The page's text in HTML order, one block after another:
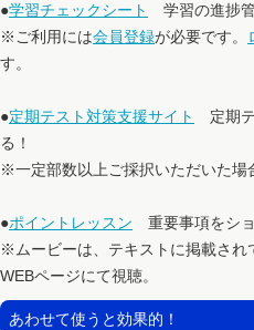
●学習チェックシート
学習の進捗管
※ご利用には会員登録が必要です。
す。
●定期テスト対策支援サイト
定期
る！
※一定部数以上ご採択いただいた場
●ポイントレッスン 重要事項をシ
※ムービーは、テキストに掲載され
WEBページにて視聴。
あわせて使うと効果的！